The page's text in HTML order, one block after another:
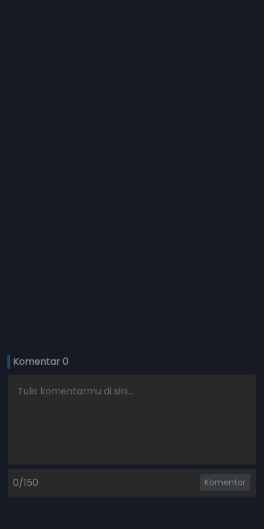
Komentar 0
0/150 Komentar